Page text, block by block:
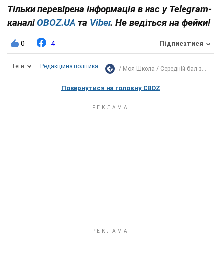
Тільки перевірена інформація в нас у Telegram-
каналі OBOZ.UA та Viber. Не ведіться на фейки!
0 4 Підписатися
Теги Редакційна політика Моя Школа Середній бал з...
Повернутися на головну OBOZ